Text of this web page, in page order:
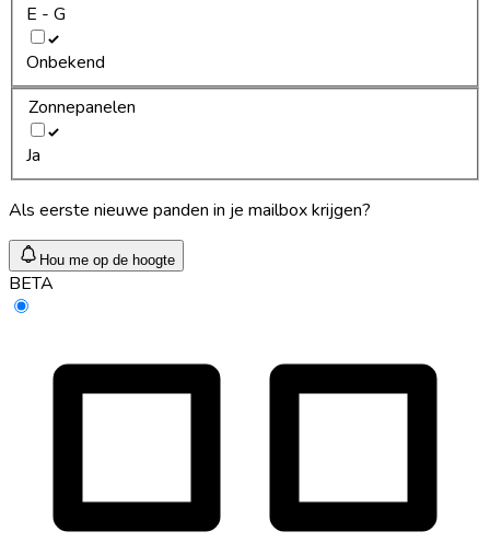
E - G
Onbekend
Zonnepanelen
Ja
Als eerste nieuwe panden in je mailbox krijgen?
Hou me op de hoogte
BETA